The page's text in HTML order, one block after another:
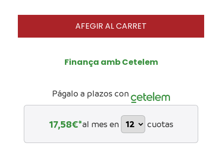
AFEGIR AL CARRET
Finança amb Cetelem
Págalo a plazos con
17,58€*al mes en cuotas